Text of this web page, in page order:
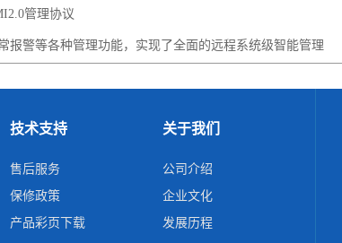
管理协议
报警等各种管理功能，实现了全面的远程系统级智能管理
技术支持
售后服务
保修政策
产品彩页下载
关于我们
公司介绍
企业文化
发展历程